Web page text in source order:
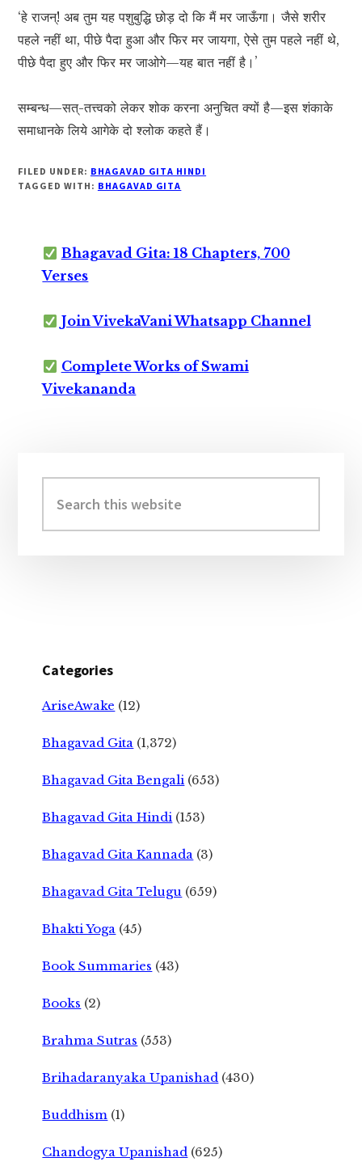
‘हे राजन्! अब तुम यह पशुबुद्धि छोड़ दो कि मैं मर जाऊँगा। जैसे शरीर
पहले नहीं था, पीछे पैदा हुआ और फिर मर जायगा, ऐसे तुम पहले नहीं थे,
पीछे पैदा हुए और फिर मर जाओगे—यह बात नहीं है।’
सम्बन्ध—सत्-तत्त्वको लेकर शोक करना अनुचित क्यों है—इस शंकाके
समाधानके लिये आगेके दो श्लोक कहते हैं।
FILED UNDER: BHAGAVAD GITA HINDI
TAGGED WITH: BHAGAVAD GITA
Bhagavad Gita: 18 Chapters, 700
Verses
Join VivekaVani Whatsapp Channel
Complete Works of Swami
Vivekananda
Sidebar
this
website
Categories
AriseAwake (12)
Bhagavad Gita (1,372)
Bhagavad Gita Bengali (653)
Bhagavad Gita Hindi (153)
Bhagavad Gita Kannada (3)
Bhagavad Gita Telugu (659)
Bhakti Yoga (45)
Book Summaries (43)
Books (2)
Brahma Sutras (553)
Brihadaranyaka Upanishad (430)
Buddhism (1)
Chandogya Upanishad (625)